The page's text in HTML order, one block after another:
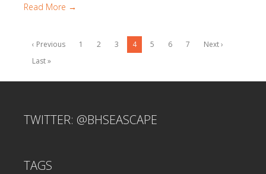
Read More →
‹ Previous 1 2 3 4 5 6 7
Next ›
Last »
TWITTER: @BHSEASCAPE
TAGS